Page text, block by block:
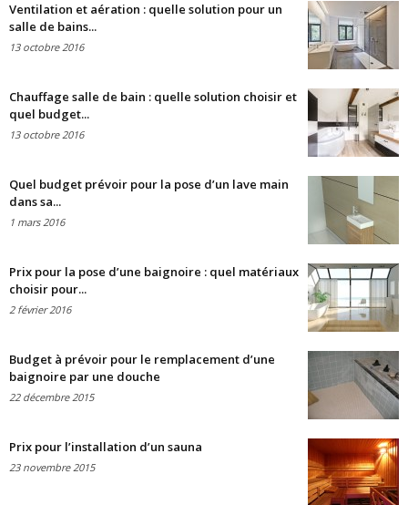
Ventilation et aération : quelle solution pour un
salle de bains...
13 octobre 2016
Chauffage salle de bain : quelle solution choisir et
quel budget...
13 octobre 2016
Quel budget prévoir pour la pose d’un lave main
dans sa...
1 mars 2016
Prix pour la pose d’une baignoire : quel matériaux
choisir pour...
2 février 2016
Budget à prévoir pour le remplacement d’une
baignoire par une douche
22 décembre 2015
Prix pour l’installation d’un sauna
23 novembre 2015